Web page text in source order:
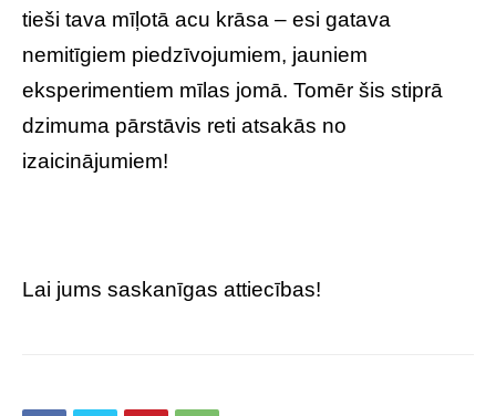
tieši tava mīļotā acu krāsa – esi gatava
nemitīgiem piedzīvojumiem, jauniem
eksperimentiem mīlas jomā. Tomēr šis stiprā
dzimuma pārstāvis reti atsakās no
izaicinājumiem!
Lai jums saskanīgas attiecības!